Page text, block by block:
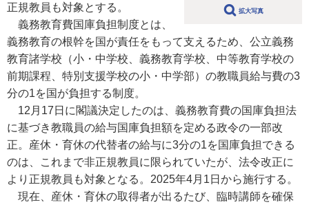
拡大写真
正規教員も対象とする。
義務教育費国庫負担制度とは、
義務教育の根幹を国が責任をもって支えるため、公立義務
教育諸学校（小・中学校、義務教育学校、中等教育学校の
前期課程、特別支援学校の小・中学部）の教職員給与費の3
分の1を国が負担する制度。
12月17日に閣議決定したのは、義務教育費の国庫負担法
に基づき教職員の給与国庫負担額を定める政令の一部改
正。産休・育休の代替者の給与に3分の1を国庫負担できる
のは、これまで非正規教員に限られていたが、法令改正に
より正規教員も対象となる。2025年4月1日から施行する。
現在、産休・育休の取得者が出るたび、臨時講師を確保